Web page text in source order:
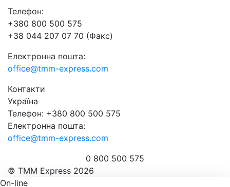
Телефон:
+380 800 500 575
+38 044 207 07 70 (Факс)
Електронна пошта:
office@tmm-express.com
Контакти
Україна
Телефон: +380 800 500 575
Електронна пошта:
office@tmm-express.com
0 800 500 575
© ТММ Express 2026
On-line